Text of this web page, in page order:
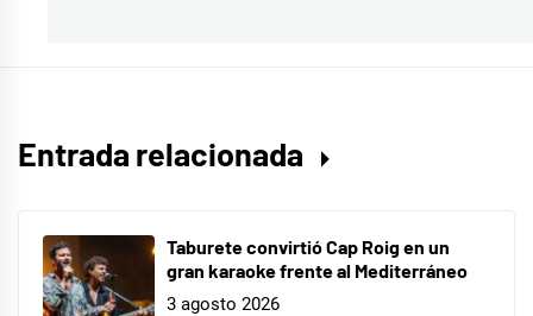
Entrada relacionada
Taburete convirtió Cap Roig en un
gran karaoke frente al Mediterráneo
3 agosto 2026